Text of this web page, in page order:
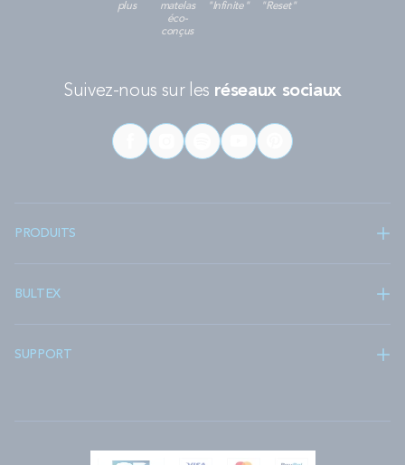
plus
matelas
éco-
conçus
"Infinite"
"Reset"
Suivez-nous sur les réseaux sociaux
PRODUITS
BULTEX
SUPPORT